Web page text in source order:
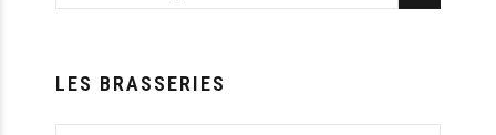
LES BRASSERIES